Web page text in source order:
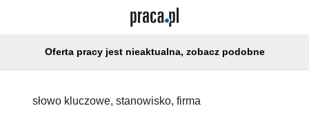
Oferta pracy jest nieaktualna, zobacz podobne